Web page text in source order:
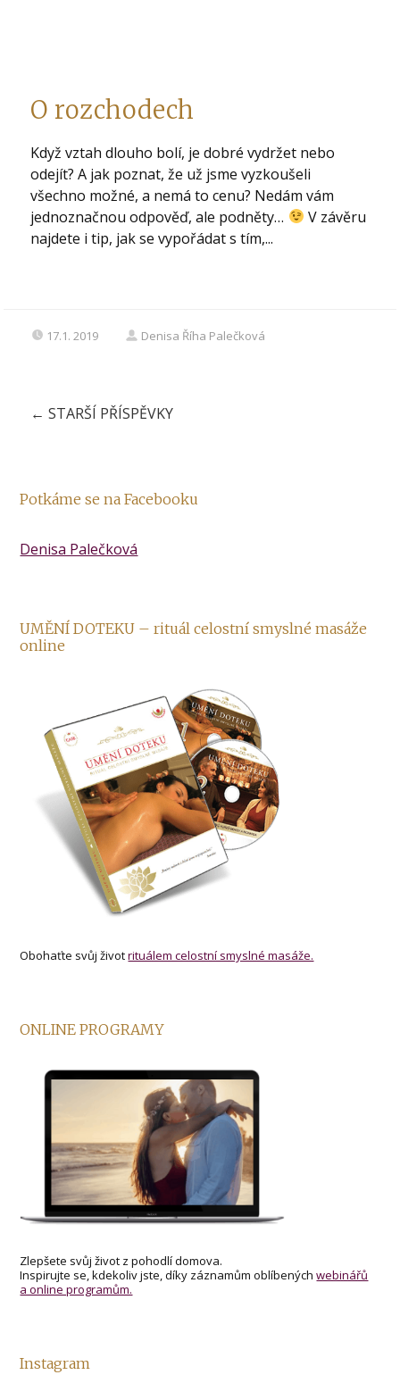
O rozchodech
Když vztah dlouho bolí, je dobré vydržet nebo
odejít? A jak poznat, že už jsme vyzkoušeli
všechno možné, a nemá to cenu? Nedám vám
jednoznačnou odpověď, ale podněty…
V závěru
najdete i tip, jak se vypořádat s tím,...
17.1. 2019 Denisa Říha Palečková
← STARŠÍ PŘÍSPĚVKY
Potkáme se na Facebooku
Denisa Palečková
UMĚNÍ DOTEKU – rituál celostní smyslné masáže
online
Obohaťte svůj životrituálem celostní smyslné masáže.
ONLINE PROGRAMY
Zlepšete svůj život z pohodlí domova.
Inspirujte se, kdekoliv jste, díky záznamům oblíbenýchwebinářů
a online programům.
Instagram